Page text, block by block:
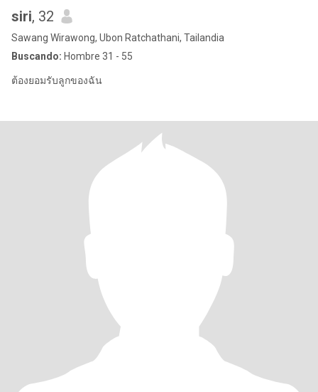
siri, 32
Sawang Wirawong, Ubon Ratchathani, Tailandia
Buscando: Hombre 31 - 55
ต้องยอมรับลูกของฉัน